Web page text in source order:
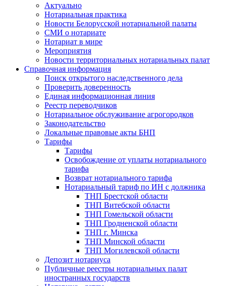
Актуально
Нотариальная практика
Новости Белорусской нотариальной палаты
СМИ о нотариате
Нотариат в мире
Мероприятия
Новости территориальных нотариальных палат
Справочная информация
Поиск открытого наследственного дела
Проверить доверенность
Единая информационная линия
Реестр переводчиков
Нотариальное обслуживание агрогородков
Законодательство
Локальные правовые акты БНП
Тарифы
Тарифы
Освобождение от уплаты нотариального
тарифа
Возврат нотариального тарифа
Нотариальный тариф по ИН с должника
ТНП Брестской области
ТНП Витебской области
ТНП Гомельской области
ТНП Гродненской области
ТНП г. Минска
ТНП Минской области
ТНП Могилевской области
Депозит нотариуса
Публичные реестры нотариальных палат
иностранных государств